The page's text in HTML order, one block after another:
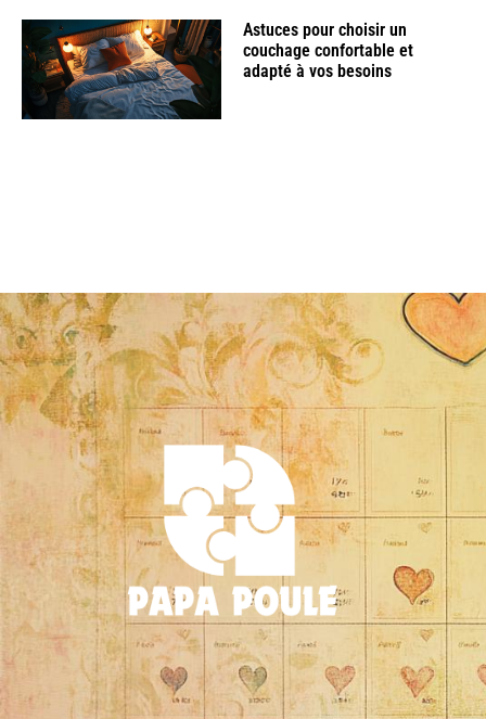
Astuces pour choisir un
couchage confortable et
adapté à vos besoins